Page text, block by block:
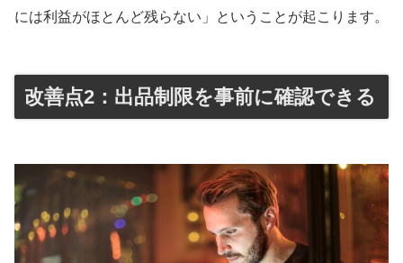
には利益がほとんど残らない」ということが起こります。
改善点2：出品制限を事前に確認できる